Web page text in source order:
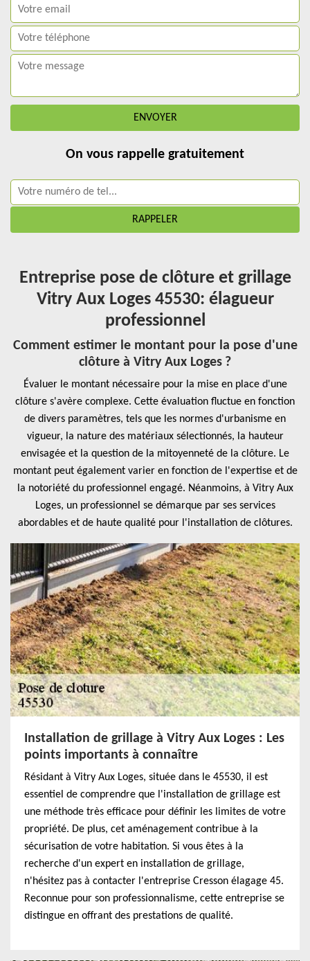
On vous rappelle gratuitement
Entreprise pose de clôture et grillage
Vitry Aux Loges 45530: élagueur
professionnel
Comment estimer le montant pour la pose d'une
clôture à Vitry Aux Loges ?
Évaluer le montant nécessaire pour la mise en place d'une
clôture s'avère complexe. Cette évaluation fluctue en fonction
de divers paramètres, tels que les normes d'urbanisme en
vigueur, la nature des matériaux sélectionnés, la hauteur
envisagée et la question de la mitoyenneté de la clôture. Le
montant peut également varier en fonction de l'expertise et de
la notoriété du professionnel engagé. Néanmoins, à Vitry Aux
Loges, un professionnel se démarque par ses services
abordables et de haute qualité pour l'installation de clôtures.
Installation de grillage à Vitry Aux Loges : Les
points importants à connaître
Résidant à Vitry Aux Loges, située dans le 45530, il est
essentiel de comprendre que l'installation de grillage est
une méthode très efficace pour définir les limites de votre
propriété. De plus, cet aménagement contribue à la
sécurisation de votre habitation. Si vous êtes à la
recherche d'un expert en installation de grillage,
n'hésitez pas à contacter l'entreprise Cresson élagage 45.
Reconnue pour son professionnalisme, cette entreprise se
distingue en offrant des prestations de qualité.